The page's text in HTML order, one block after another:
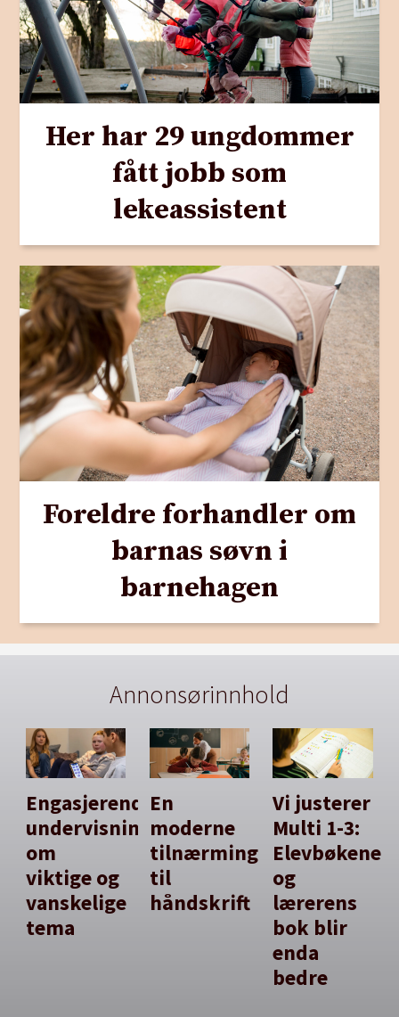
Her har 29 ungdommer
fått jobb som
lekeassistent
Foreldre forhandler om
barnas søvn i
barnehagen
Annonsørinnhold
Engasjerende
undervisning
om
viktige og
vanskelige
tema
En
moderne
tilnærming
til
håndskrift
Vi justerer
Multi 1-3:
Elevbøkene
og
lærerens
bok blir
enda
bedre